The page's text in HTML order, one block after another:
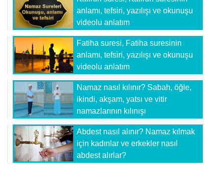
anlamı, tefsiri, yazılışı ve okunuşu
videolu anlatım
Fatiha suresi, Fatiha suresinin
anlamı, tefsiri, yazılışı ve okunuşu
videolu anlatım
Namaz nasıl kılınır? Sabah, öğle,
ikindi, akşam, yatsı ve vitir
namazlarının kılınışı
Abdest nasıl alınır? Namaz kılmak
için kadınlar ve erkekler nasıl
abdest alırlar?